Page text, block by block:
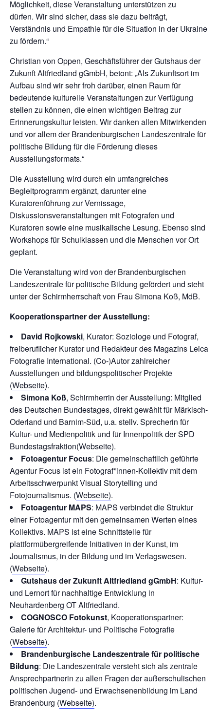
Möglichkeit, diese Veranstaltung unterstützen zu
dürfen. Wir sind sicher, dass sie dazu beiträgt,
Verständnis und Empathie für die Situation in der Ukraine
zu fördern.“
Christian von Oppen, Geschäftsführer der Gutshaus der
Zukunft Altfriedland gGmbH, betont: „Als Zukunftsort im
Aufbau sind wir sehr froh darüber, einen Raum für
bedeutende kulturelle Veranstaltungen zur Verfügung
stellen zu können, die einen wichtigen Beitrag zur
Erinnerungskultur leisten. Wir danken allen Mitwirkenden
und vor allem der Brandenburgischen Landeszentrale für
politische Bildung für die Förderung dieses
Ausstellungsformats.“
Die Ausstellung wird durch ein umfangreiches
Begleitprogramm ergänzt, darunter eine
Kuratorenführung zur Vernissage,
Diskussionsveranstaltungen mit Fotografen und
Kuratoren sowie eine musikalische Lesung. Ebenso sind
Workshops für Schulklassen und die Menschen vor Ort
geplant.
Die Veranstaltung wird von der Brandenburgischen
Landeszentrale für politische Bildung gefördert und steht
unter der Schirmherrschaft von Frau Simona Koß, MdB.
Kooperationspartner der Ausstellung:
David Rojkowski, Kurator: Soziologe und Fotograf,
freiberuflicher Kurator und Redakteur des Magazins Leica
Fotografie International. (Co-)Autor zahlreicher
Ausstellungen und bildungspolitischer Projekte
(Webseite).
Simona Koß, Schirmherrin der Ausstellung: Mitglied
des Deutschen Bundestages, direkt gewählt für Märkisch-
Oderland und Barnim-Süd, u.a. stellv. Sprecherin für
Kultur- und Medienpolitik und für Innenpolitik der SPD
Bundestagsfraktion(Webseite).
Fotoagentur Focus: Die gemeinschaftlich geführte
Agentur Focus ist ein Fotograf*innen-Kollektiv mit dem
Arbeitsschwerpunkt Visual Storytelling und
Fotojournalismus. (Webseite).
Fotoagentur MAPS: MAPS verbindet die Struktur
einer Fotoagentur mit den gemeinsamen Werten eines
Kollektivs. MAPS ist eine Schnittstelle für
plattformübergreifende Initiativen in der Kunst, im
Journalismus, in der Bildung und im Verlagswesen.
(Webseite).
Gutshaus der Zukunft Altfriedland gGmbH: Kultur-
und Lernort für nachhaltige Entwicklung in
Neuhardenberg OT Altfriedland.
COGNOSCO Fotokunst, Kooperationspartner:
Galerie für Architektur- und Politische Fotografie
(Webseite).
Brandenburgische Landeszentrale für politische
Bildung: Die Landeszentrale versteht sich als zentrale
Ansprechpartnerin zu allen Fragen der außerschulischen
politischen Jugend- und Erwachsenenbildung im Land
Brandenburg (Webseite).